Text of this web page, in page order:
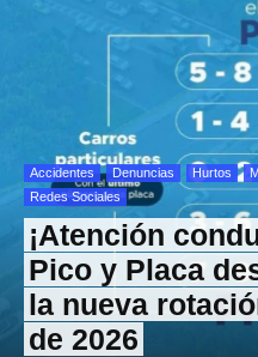
Accidentes Denuncias Hurtos
Redes Sociales
¡Atención
Pico y Placa
la nueva
de 2026